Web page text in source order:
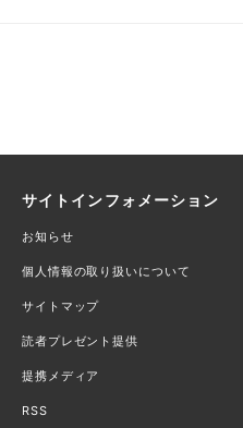
サイトインフォメーション
お知らせ
個人情報の取り扱いについて
サイトマップ
読者プレゼント提供
提携メディア
RSS